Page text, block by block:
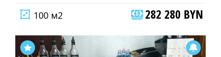
100 м2
282 280 BYN